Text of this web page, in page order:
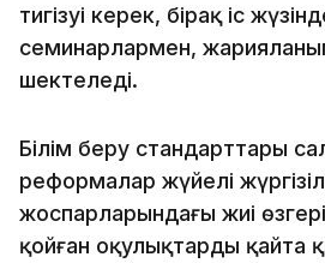
тигізуі керек, бірақ іс
семинарлармен,
шектеледі.
Білім беру стандарттары
реформалар жүйелі
жоспарларындағы жиі
қойған оқулықтарды қайта